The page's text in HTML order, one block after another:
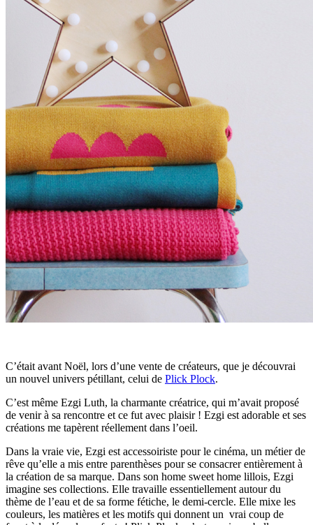
C’était avant Noël, lors d’une vente de créateurs, que je découvrai
un nouvel univers pétillant, celui de Plick Plock.
C’est même Ezgi Luth, la charmante créatrice, qui m’avait proposé
de venir à sa rencontre et ce fut avec plaisir ! Ezgi est adorable et ses
créations me tapèrent réellement dans l’oeil.
Dans la vraie vie, Ezgi est accessoiriste pour le cinéma, un métier de
rêve qu’elle a mis entre parenthèses pour se consacrer entièrement à
la création de sa marque. Dans son home sweet home lillois, Ezgi
imagine ses collections. Elle travaille essentiellement autour du
thème de l’eau et de sa forme fétiche, le demi-cercle. Elle mixe les
couleurs, les matières et les motifs qui donnent un vrai coup de